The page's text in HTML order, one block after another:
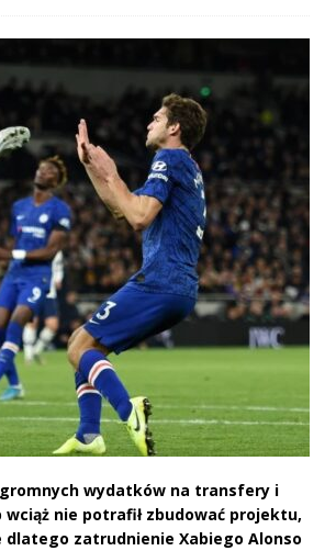
wydatków na transfery i
nie potrafił zbudować projektu,
dlatego zatrudnienie Xabiego Alonso